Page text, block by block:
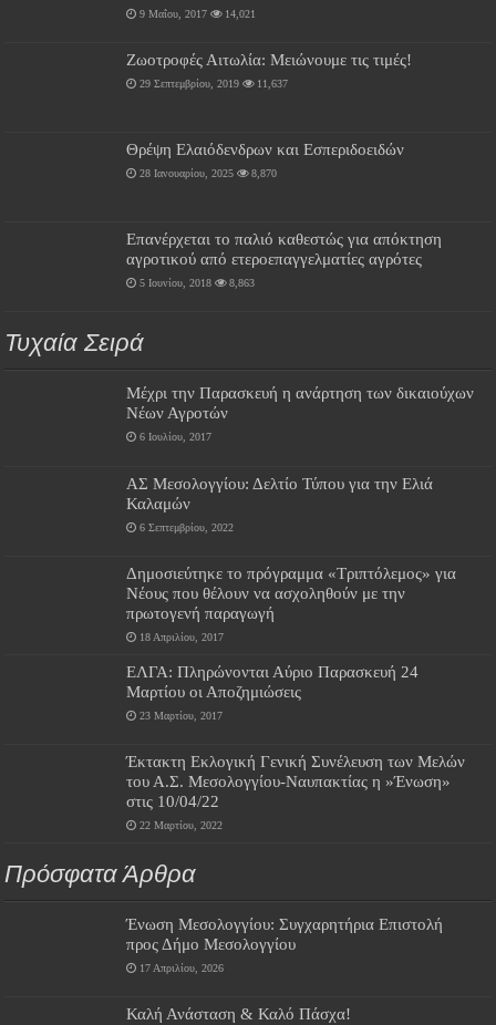
9 Μαΐου, 2017 14,021
Ζωοτροφές Αιτωλία: Μειώνουμε τις τιμές!
29 Σεπτεμβρίου, 2019 11,637
Θρέψη Ελαιόδενδρων και Εσπεριδοειδών
28 Ιανουαρίου, 2025 8,870
Επανέρχεται το παλιό καθεστώς για απόκτηση
αγροτικού από ετεροεπαγγελματίες αγρότες
5 Ιουνίου, 2018 8,863
Τυχαία Σειρά
Μέχρι την Παρασκευή η ανάρτηση των δικαιούχων
Νέων Αγροτών
6 Ιουλίου, 2017
ΑΣ Μεσολογγίου: Δελτίο Τύπου για την Ελιά
Καλαμών
6 Σεπτεμβρίου, 2022
Δημοσιεύτηκε το πρόγραμμα «Τριπτόλεμος» για
Νέους που θέλουν να ασχοληθούν με την
πρωτογενή παραγωγή
18 Απριλίου, 2017
ΕΛΓΑ: Πληρώνονται Αύριο Παρασκευή 24
Μαρτίου οι Αποζημιώσεις
23 Μαρτίου, 2017
Έκτακτη Εκλογική Γενική Συνέλευση των Μελών
του Α.Σ. Μεσολογγίου-Ναυπακτίας η »Ένωση»
στις 10/04/22
22 Μαρτίου, 2022
Πρόσφατα Άρθρα
Ένωση Μεσολογγίου: Συγχαρητήρια Επιστολή
προς Δήμο Μεσολογγίου
17 Απριλίου, 2026
Καλή Ανάσταση & Καλό Πάσχα!